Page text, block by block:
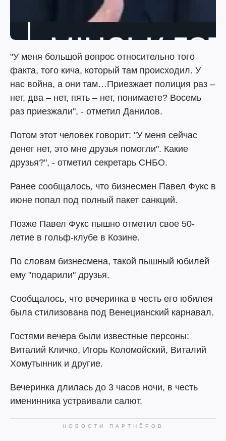
"У меня большой вопрос относительно того
факта, того кича, который там происходил. У
нас война, а они там…Приезжает полиция раз –
нет, два – нет, пять – нет, понимаете? Восемь
раз приезжали", - отметил Данилов.
Потом этот человек говорит: "У меня сейчас
денег нет, это мне друзья помогли". Какие
друзья?", - отметил секретарь СНБО.
Ранее сообщалось, что бизнесмен Павел Фукс в
июне попал под полный пакет санкций.
Позже Павел Фукс пышно отметил свое 50-
летие в гольф-клубе в Козине.
По словам бизнесмена, такой пышный юбилей
ему "подарили" друзья.
Сообщалось, что вечеринка в честь его юбилея
была стилизована под Венецианский карнавал.
Гостями вечера были известные персоны:
Виталий Кличко, Игорь Коломойский, Виталий
Хомутынник и другие.
Вечеринка длилась до 3 часов ночи, в честь
именинника устраивали салют.